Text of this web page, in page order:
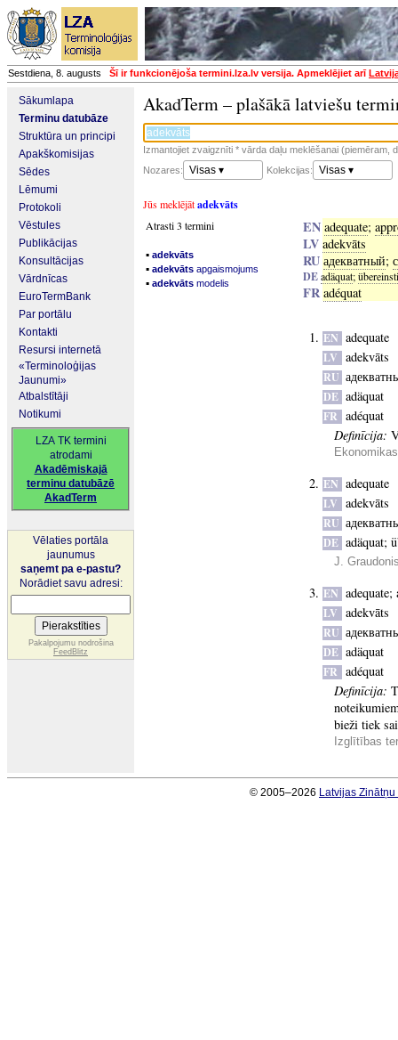
Sestdiena, 8. augusts Šī ir funkcionējoša termini.lza.lv versija. Apmeklējiet arī
Sākumlapa
Terminu datubāze
Struktūra un principi
Apakškomisijas
Sēdes
Lēmumi
Protokoli
Vēstules
Publikācijas
Konsultācijas
Vārdnīcas
EuroTermBank
Par portālu
Kontakti
Resursi internetā
«Terminoloģijas
Jaunumi»
Atbalstītāji
Notikumi
LZA TK termini
atrodami
Akadēmiskajā
terminu datubāzē
AkadTerm
Vēlaties portāla
jaunumus
saņemt pa e-pastu?
Norādiet savu adresi:
Pakalpojumu nodrošina
FeedBlitz
AkadTerm – plašākā latviešu
Izmantojiet zvaigznīti * vārda daļu meklēšanai (piemēram,
Nozares:
Visas ▾ Kolekcijas: Visas ▾
Jūs meklējātadekvāts
Atrasti 3 termini
▪ adekvāts
▪ adekvāts apgaismojums
▪ adekvāts modelis
EN adequate;
LV adekvāts
RU адекватный;
DEadäquat;
FR adéquat
EN adequate
LV adekvāts
RU
DE adäquat
FR adéquat
Definīcija:
EN adequate
LV adekvāts
RU
DE adäquat;
J.
EN adequate;
LV adekvāts
RU
DE adäquat
FR adéquat
Definīcija:
bieži tiek
Izglītības
© 2005–2026 Latvijas